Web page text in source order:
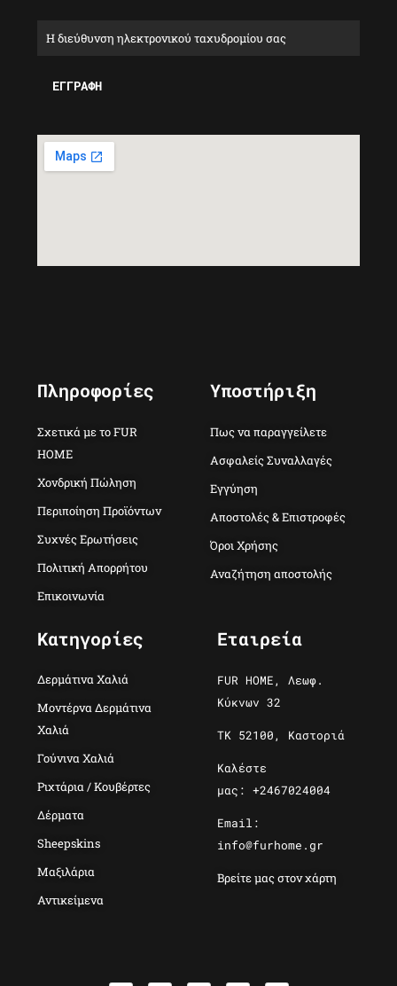
Πληροφορίες
Σχετικά με το FUR
HOME
Χονδρική Πώληση
Περιποίηση Προϊόντων
Συχνές Ερωτήσεις
Πολιτική Απορρήτου
Επικοινωνία
Υποστήριξη
Πως να παραγγείλετε
Ασφαλείς Συναλλαγές
Εγγύηση
Αποστολές & Επιστροφές
Όροι Χρήσης
Αναζήτηση αποστολής
Κατηγορίες
Δερμάτινα Χαλιά
Μοντέρνα Δερμάτινα
Χαλιά
Γούνινα Χαλιά
Ριχτάρια / Κουβέρτες
Δέρματα
Sheepskins
Μαξιλάρια
Αντικείμενα
Εταιρεία
FUR HOME, Λεωφ.
Κύκνων 32
ΤΚ 52100, Καστοριά
Καλέστε
μας: +2467024004
Email:
info@furhome.gr
Βρείτε μας στον χάρτη